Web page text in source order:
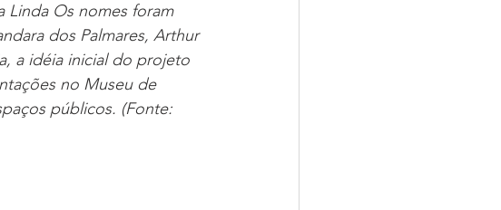
Linda Os nomes foram
dos Palmares, Arthur
a idéia inicial do projeto
no Museu de
públicos. (Fonte: